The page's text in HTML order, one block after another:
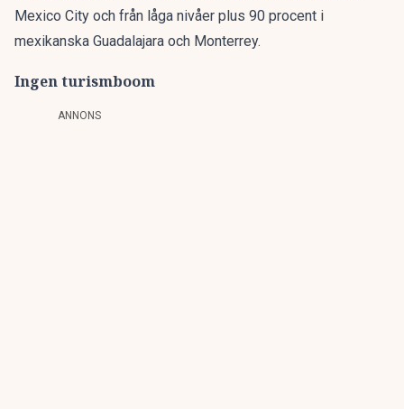
Mexico City och från låga nivåer plus 90 procent i
mexikanska Guadalajara och Monterrey.
Ingen turismboom
ANNONS